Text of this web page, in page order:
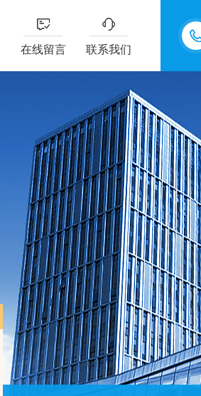
在线留言 联系我们